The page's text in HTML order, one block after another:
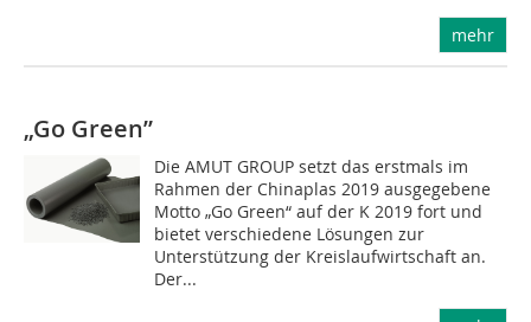
mehr
„Go Green”
Die AMUT GROUP setzt das erstmals im
Rahmen der Chinaplas 2019 ausgegebene
Motto „Go Green“ auf der K 2019 fort und
bietet verschiedene Lösungen zur
Unterstützung der Kreislaufwirtschaft an.
Der...